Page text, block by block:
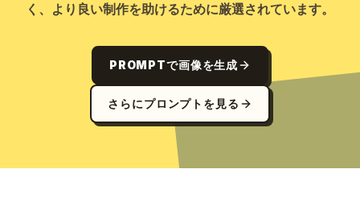
く、より良い制作を助けるために厳選されています。
PROMPTで画像を生成
さらにプロンプトを見る